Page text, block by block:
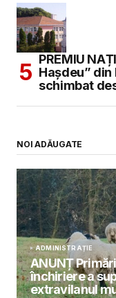
PREMIU
Hașdeu”
schimbat
NOI ADĂUGATE
ADMINISTRAȚIE
ANUNȚ
închiriere a
extravilanul